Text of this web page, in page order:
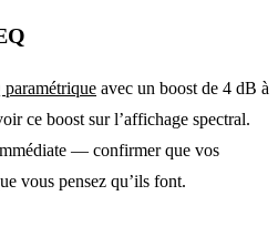
paramétrique avec un boost de 4 dB à
ce boost sur l’affichage spectral.
— confirmer que vos
vous pensez qu’ils font.